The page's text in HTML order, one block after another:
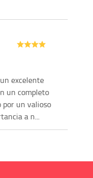
excelente
un completo
por un valioso
a n...